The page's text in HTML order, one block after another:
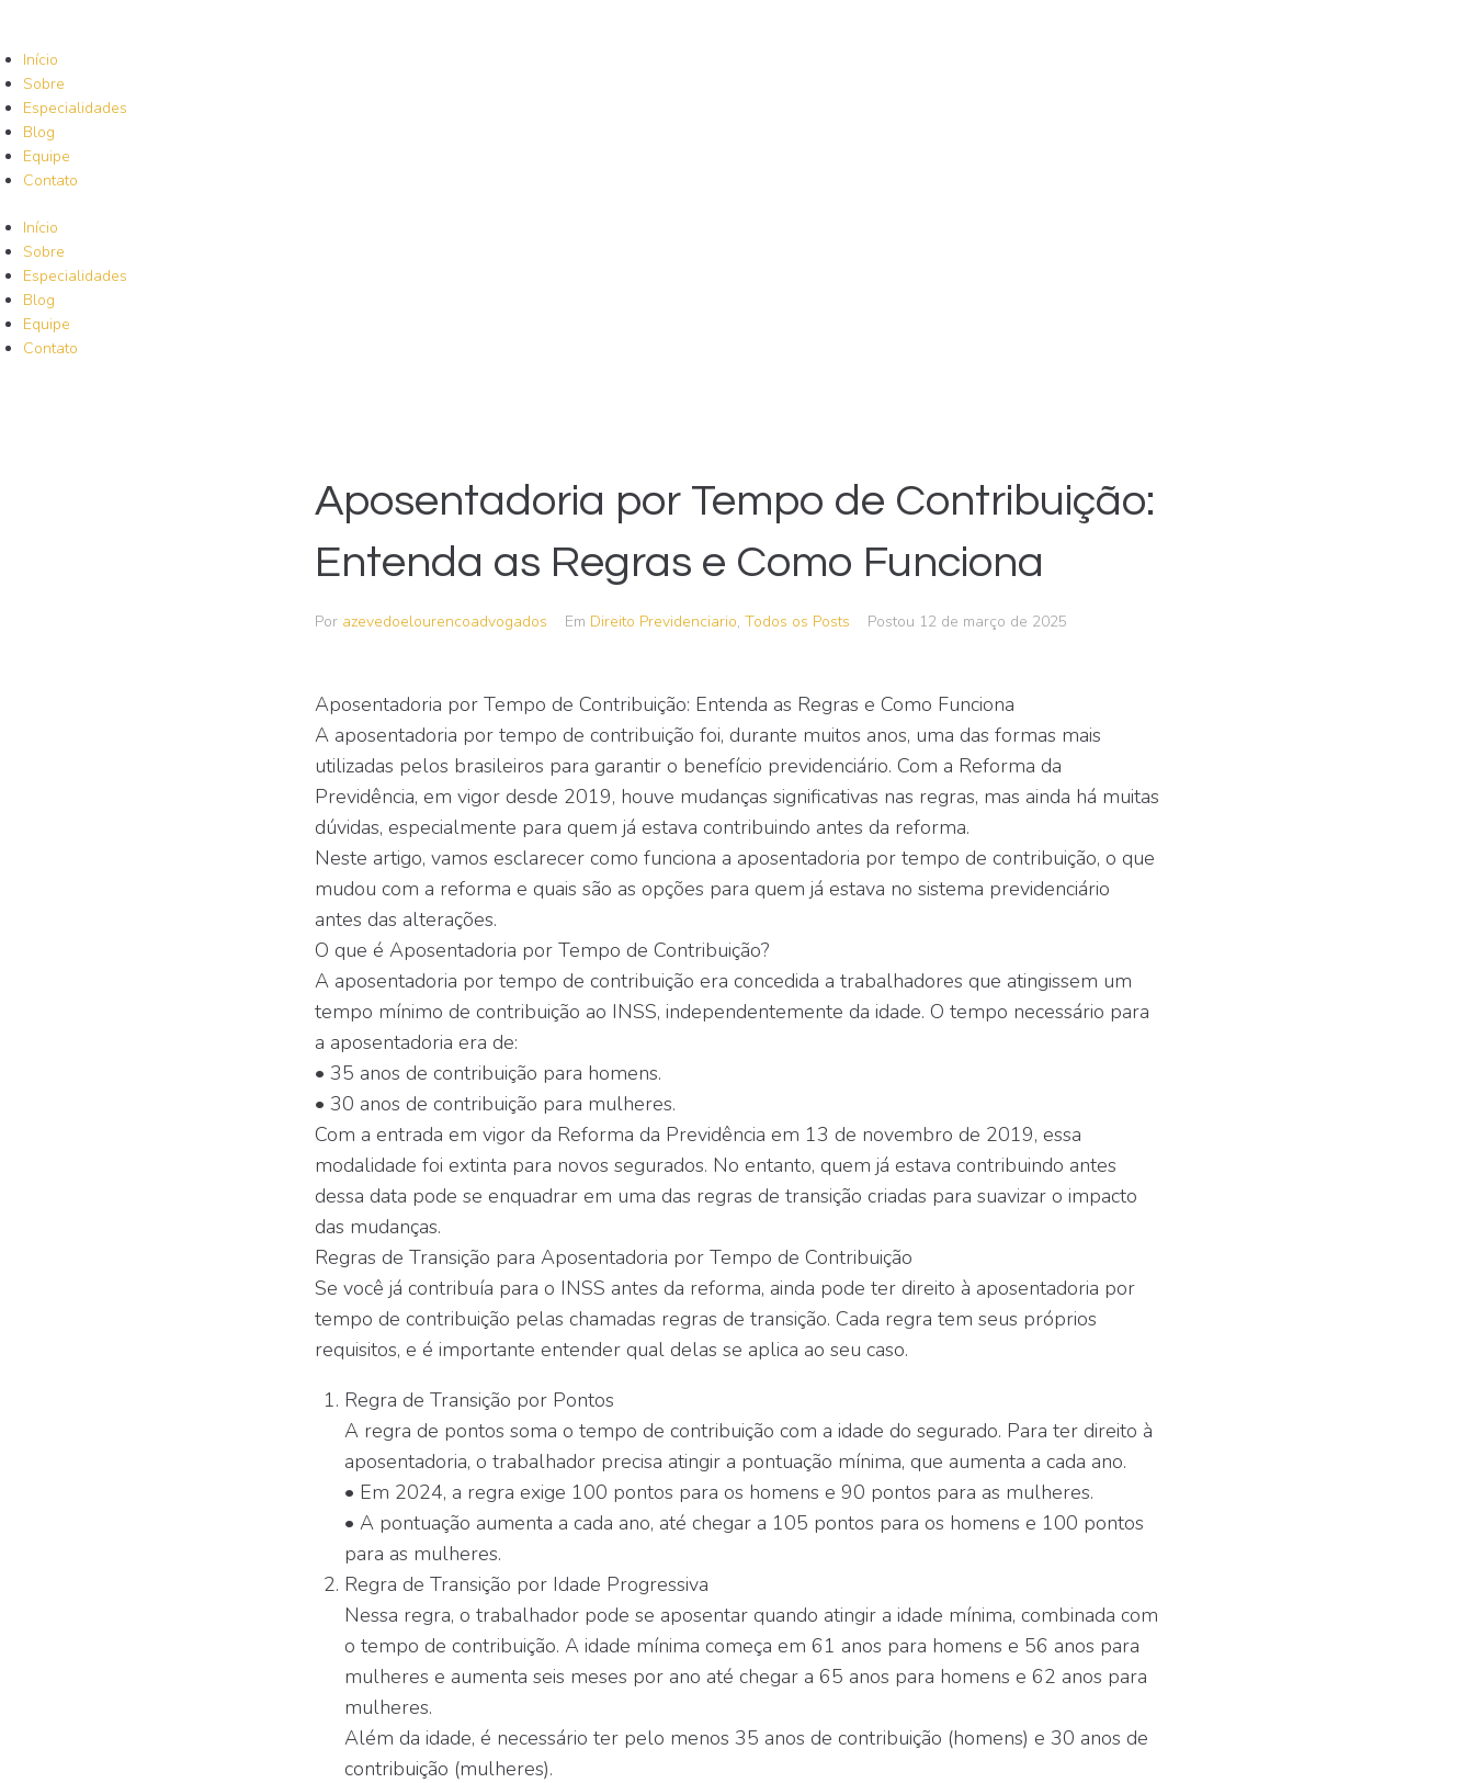
Início
Sobre
Especialidades
Blog
Equipe
Contato
Início
Sobre
Especialidades
Blog
Equipe
Contato
Aposentadoria por Tempo de Contribuição:
Entenda as Regras e Como Funciona
Por azevedoelourencoadvogados Em Direito Previdenciario, Todos os Posts Postou 12 de março de 2025
Aposentadoria por Tempo de Contribuição: Entenda as Regras e Como Funciona
A aposentadoria por tempo de contribuição foi, durante muitos anos, uma das formas mais
utilizadas pelos brasileiros para garantir o benefício previdenciário. Com a Reforma da
Previdência, em vigor desde 2019, houve mudanças significativas nas regras, mas ainda há muitas
dúvidas, especialmente para quem já estava contribuindo antes da reforma.
Neste artigo, vamos esclarecer como funciona a aposentadoria por tempo de contribuição, o que
mudou com a reforma e quais são as opções para quem já estava no sistema previdenciário
antes das alterações.
O que é Aposentadoria por Tempo de Contribuição?
A aposentadoria por tempo de contribuição era concedida a trabalhadores que atingissem um
tempo mínimo de contribuição ao INSS, independentemente da idade. O tempo necessário para
a aposentadoria era de:
• 35 anos de contribuição para homens.
• 30 anos de contribuição para mulheres.
Com a entrada em vigor da Reforma da Previdência em 13 de novembro de 2019, essa
modalidade foi extinta para novos segurados. No entanto, quem já estava contribuindo antes
dessa data pode se enquadrar em uma das regras de transição criadas para suavizar o impacto
das mudanças.
Regras de Transição para Aposentadoria por Tempo de Contribuição
Se você já contribuía para o INSS antes da reforma, ainda pode ter direito à aposentadoria por
tempo de contribuição pelas chamadas regras de transição. Cada regra tem seus próprios
requisitos, e é importante entender qual delas se aplica ao seu caso.
Regra de Transição por Pontos
A regra de pontos soma o tempo de contribuição com a idade do segurado. Para ter direito à
aposentadoria, o trabalhador precisa atingir a pontuação mínima, que aumenta a cada ano.
• Em 2024, a regra exige 100 pontos para os homens e 90 pontos para as mulheres.
• A pontuação aumenta a cada ano, até chegar a 105 pontos para os homens e 100 pontos
para as mulheres.
Regra de Transição por Idade Progressiva
Nessa regra, o trabalhador pode se aposentar quando atingir a idade mínima, combinada com
o tempo de contribuição. A idade mínima começa em 61 anos para homens e 56 anos para
mulheres e aumenta seis meses por ano até chegar a 65 anos para homens e 62 anos para
mulheres.
Além da idade, é necessário ter pelo menos 35 anos de contribuição (homens) e 30 anos de
contribuição (mulheres).